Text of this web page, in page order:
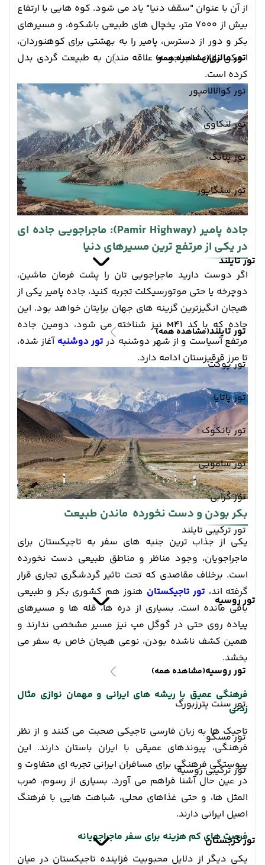
تور مالزی(مشاهده همه)
تور کوالالامپور
تور لنکاوی
تور پنانگ
تور سنگاپور
تور تایلند
تور تایلند(مشاهده همه)
تور پوکت
تور پاتایا
تور بانکوک
تور سامویی
تور کرابی
تور ترکیبی تایلند
تور روسیه
تور روسیه(مشاهده همه)
تور سنت پترزبورگ
تور مسکو
تور ترکیبی روسیه
تور گرجستان
از آن با عنوان "سقف دنیا" یاد می شود. کوه هایی با ارتفاع
بیش از ۷۰۰۰ متر، یخچال های طبیعی باشکوه، و مسیرهای
بکر و دور از دسترس، پامیر را به بهشتی برای کوهنوردان،
اسکی بازان ماجراجو، و علاقه مندان به طبیعت گردی بدل
کرده است.
جاده پامیر (Pamir Highway): ماجراجویی جاده ای
در یکی از مرتفع ترین مسیرهای دنیا
اگر دوست دارید ماجراجویی تان را پشت فرمان ماشین،
دوچرخه یا حتی موتورسیکلت تجربه کنید، جاده پامیر یکی از
هیجان انگیزترین گزینه های جهان برایتان خواهد بود. این
جاده که با کد M41 نیز شناخته می شود، دومین جاده
مرتفع آسیاست و از شهر دوشنبه در تور دوشنبه آغاز شده،
تا مرز قرقیزستان ادامه دارد.
بکر بودن و دست نخورده ماندن طبیعت
یکی از جذاب ترین جنبه های سفر به تاجیکستان برای
ماجراجویان، وجود مناظر و مناطق طبیعی دست نخورده
است. برخلاف مقاصدی که تحت تاثیر گردشگری تجاری قرار
گرفته اند، تور تاجیکستان هنوز هم کشوری بکر و طبیعی
باقی مانده است. بسیاری از دره ها، قله ها و مسیرهای
پیاده روی حتی در گوگل مپ نیز مسیر مشخصی ندارند و
همین کشف ناشده بودن، نوعی هیجان خاص به سفر می
بخشد.
فرهنگی عمیق با ریشه های ایرانی و مهمان نوازی مثال
زدنی
تاجیک ها به زبان فارسی تاجیکی صحبت می کنند و از نظر
فرهنگی، پیوندهای عمیقی با ایران باستان دارند. این
پیوستگی فرهنگی برای مسافران ایرانی تجربه ای متفاوت و
در عین حال آشنا فراهم می آورد. بسیاری از رسوم، ضرب
المثل ها، و حتی غذاهای محلی، شباهت هایی با فرهنگ
اصیل ایرانی دارند.
فرصت های کم هزینه برای سفر ماجراجویانه
یکی دیگر از دلایل محبوبیت فزاینده تاجیکستان در میان